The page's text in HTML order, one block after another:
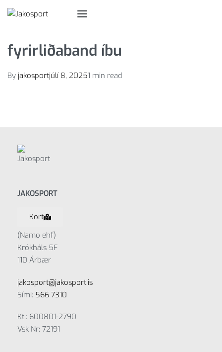
fyrirliðaband íbu
By jakosportjúlí 8, 20251 min read
JAKOSPORT
Kort
(Namo ehf)
Krókháls 5F
110 Árbær
jakosport@jakosport.is
Sími: 566 7310
Kt.: 600801-2790
Vsk Nr: 72191